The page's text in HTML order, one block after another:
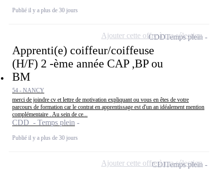
Publié il y a plus de 30 jours
Apprenti(e) coiffeur/coiffeuse
(H/F) 2 -ème année CAP ,BP ou
BM
54 - NANCY
merci de joindre cv et lettre de motivation expliquant ou vous en êtes de votre
parcours de formation car le contrat en apprentissage est d'un an idéalement mention
complémentaire . Au sein de ce...
CDD - Temps plein
Publié il y a plus de 30 jours
CDDTemps plein
Ajouter cette offre à ma sélection
CDITemps plein
Ajouter cette offre à ma sélection